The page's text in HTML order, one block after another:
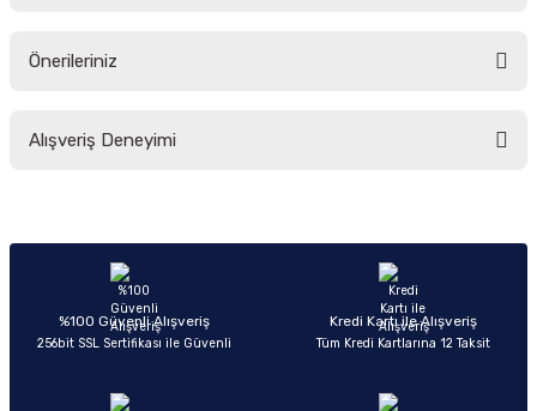
Önerileriniz
yetersiz gördüğünüz noktaları öneri formunu kullanarak tarafımıza
Ürün açıklamasında eksik bilgiler bulunuyor.
Ürün bilgilerinde hatalar bulunuyor.
Ürün fiyatı diğer sitelerden daha pahalı.
Alışveriş Deneyimi
Sitemize ilk yorumu siz yapın!
%100 Güvenli Alışveriş
256bit SSL Sertifikası ile Güvenli
Kredi Kartı ile Alışveriş
Tüm Kredi Kartlarına 12 Taksit